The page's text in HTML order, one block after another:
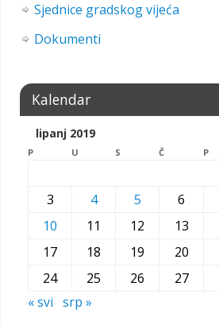
Sjednice gradskog vijeća
Dokumenti
Kalendar
lipanj 2019
P U S Č P
3
4 5 6
10
11 12 13
17
18 19 20
24
25 26 27
« svi srp »